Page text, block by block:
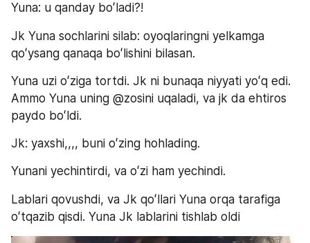
Yuna: u qanday boʻladi?!
Jk Yuna sochlarini silab: oyoqlaringni yelkamga
qoʻysang qanaqa boʻlishini bilasan.
Yuna uzi oʻziga tortdi. Jk ni bunaqa niyyati yoʻq edi.
Ammo Yuna uning @zosini uqaladi, va jk da ehtiros
paydo boʻldi.
Jk: yaxshi,,,, buni oʻzing hohlading.
Yunani yechintirdi, va oʻzi ham yechindi.
Lablari qovushdi, va Jk qoʻllari Yuna orqa tarafiga
oʻtqazib qisdi. Yuna Jk lablarini tishlab oldi